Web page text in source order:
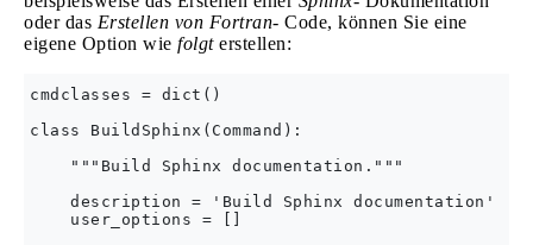
oder das Erstellen von Fortran- Code, können Sie eine
eigene Option wie folgterstellen:
cmdclasses = dict()
class BuildSphinx(Command):
    """Build Sphinx documentation."""
    description = 'Build Sphinx documentation'
    user_options = []